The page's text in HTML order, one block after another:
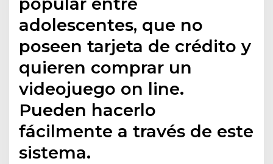
adolescentes, que no
poseen tarjeta de crédito y
quieren comprar un
videojuego on line.
Pueden hacerlo
fácilmente a través de este
sistema.